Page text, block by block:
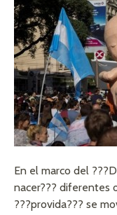
En el marco del
nacer??? diferentes
???provida??? se